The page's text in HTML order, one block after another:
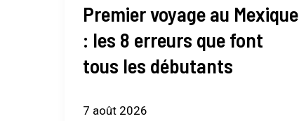
Premier voyage au Mexique
: les 8 erreurs que font
tous les débutants
7 août 2026
Mexique
les
8
que